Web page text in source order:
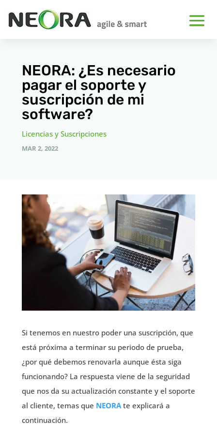
NEORA: ¿Es necesario
pagar el soporte y
suscripción de mi
software?
Licencias y Suscripciones
MAR 2, 2022
Si tenemos en nuestro poder una suscripción, que
está próxima a terminar su periodo de prueba,
¿por qué debemos renovarla aunque ésta siga
funcionando? La respuesta viene de la seguridad
que nos da su actualización constante y el soporte
al cliente, temas que NEORAte explicará a
continuación.